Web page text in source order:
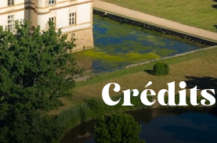
Crédits